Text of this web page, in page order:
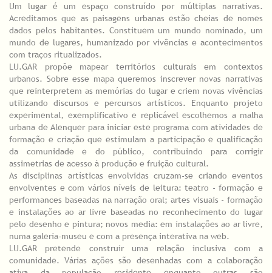
Um lugar é um espaço construído por múltiplas narrativas.
Acreditamos que as paisagens urbanas estão cheias de nomes
dados pelos habitantes. Constituem um mundo nominado, um
mundo de lugares, humanizado por vivências e acontecimentos
com traços ritualizados.
LU.GAR propõe mapear territórios culturais em contextos
urbanos. Sobre esse mapa queremos inscrever novas narrativas
que reinterpretem as memórias do lugar e criem novas vivências
utilizando discursos e percursos artísticos. Enquanto projeto
experimental, exemplificativo e replicável escolhemos a malha
urbana de Alenquer para iniciar este programa com atividades de
formação e criação que estimulam a participação e qualificação
da comunidade e do público, contribuindo para corrigir
assimetrias de acesso à produção e fruição cultural.
As disciplinas artísticas envolvidas cruzam-se criando eventos
envolventes e com vários níveis de leitura: teatro - formação e
performances baseadas na narração oral; artes visuais - formação
e instalações ao ar livre baseadas no reconhecimento do lugar
pelo desenho e pintura; novos media: em instalações ao ar livre,
numa galeria-museu e com a presença interativa na web.
LU.GAR pretende construir uma relação inclusiva com a
comunidade. Várias ações são desenhadas com a colaboração